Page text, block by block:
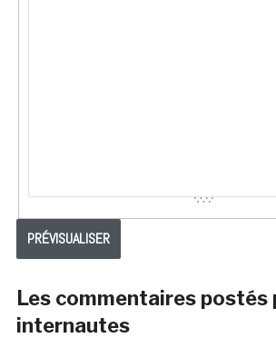
Les commentaires postés
internautes